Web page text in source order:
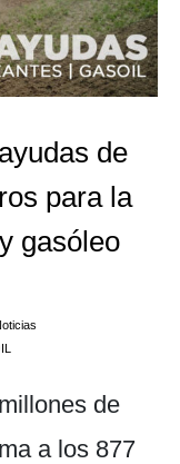
de
para la
gasóleo
de
a los 877